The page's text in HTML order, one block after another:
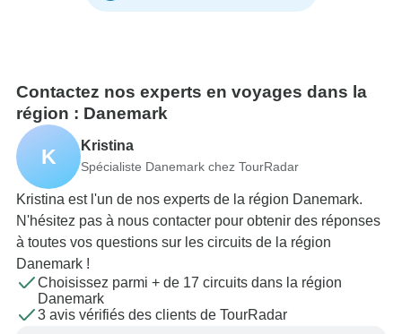
Contactez nos experts en voyages dans la
région : Danemark
K Kristina
Spécialiste Danemark chez TourRadar
Kristina est l'un de nos experts de la région Danemark.
N'hésitez pas à nous contacter pour obtenir des réponses
à toutes vos questions sur les circuits de la région
Danemark !
Choisissez parmi + de 17 circuits dans la région
Danemark
3 avis vérifiés des clients de TourRadar